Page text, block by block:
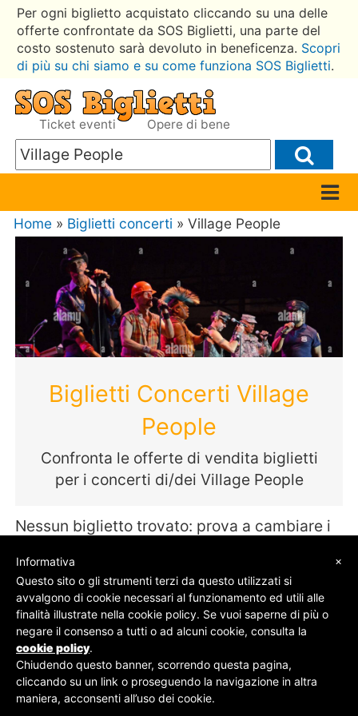
Per ogni biglietto acquistato cliccando su una delle
offerte confrontate da SOS Biglietti, una parte del
costo sostenuto sarà devoluto in beneficenza. Scopri
di più su chi siamo e su come funziona SOS Biglietti.
Ticket eventi Opere di bene
Home » Biglietti concerti » Village People
Biglietti Concerti Village
People
Confronta le offerte di vendita biglietti
per i concerti di/dei Village People
Nessun biglietto trovato: prova a cambiare i
© SOS Biglietti - P.Iva 09162100961 -Chi Siamo
Contatti-Privacy Policy
×
Informativa
Questo sito o gli strumenti terzi da questo utilizzati si
avvalgono di cookie necessari al funzionamento ed utili alle
finalità illustrate nella cookie policy. Se vuoi saperne di più o
negare il consenso a tutti o ad alcuni cookie, consulta la
cookie policy.
Chiudendo questo banner, scorrendo questa pagina,
cliccando su un link o proseguendo la navigazione in altra
maniera, acconsenti all’uso dei cookie.